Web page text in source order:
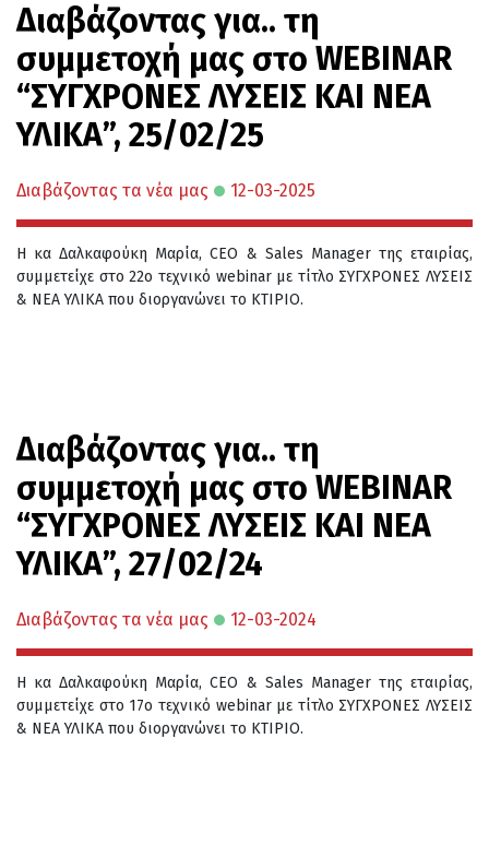
Διαβάζοντας για.. τη
συμμετοχή μας στο WEBINAR
“ΣΥΓΧΡΟΝΕΣ ΛΥΣΕΙΣ ΚΑΙ ΝΕΑ
ΥΛΙΚΑ”, 25/02/25
Διαβάζοντας τα νέα μας 12-03-2025
Η κα Δαλκαφούκη Μαρία, CEO & Sales Manager της εταιρίας,
συμμετείχε στο 22ο τεχνικό webinar με τίτλο ΣΥΓΧΡΟΝΕΣ ΛΥΣΕΙΣ
& ΝΕΑ ΥΛΙΚΑ που διοργανώνει το ΚΤΙΡΙΟ.
Διαβάζοντας για.. τη
συμμετοχή μας στο WEBINAR
“ΣΥΓΧΡΟΝΕΣ ΛΥΣΕΙΣ ΚΑΙ ΝΕΑ
ΥΛΙΚΑ”, 27/02/24
Διαβάζοντας τα νέα μας 12-03-2024
Η κα Δαλκαφούκη Μαρία, CEO & Sales Manager της εταιρίας,
συμμετείχε στο 17ο τεχνικό webinar με τίτλο ΣΥΓΧΡΟΝΕΣ ΛΥΣΕΙΣ
& ΝΕΑ ΥΛΙΚΑ που διοργανώνει το ΚΤΙΡΙΟ.